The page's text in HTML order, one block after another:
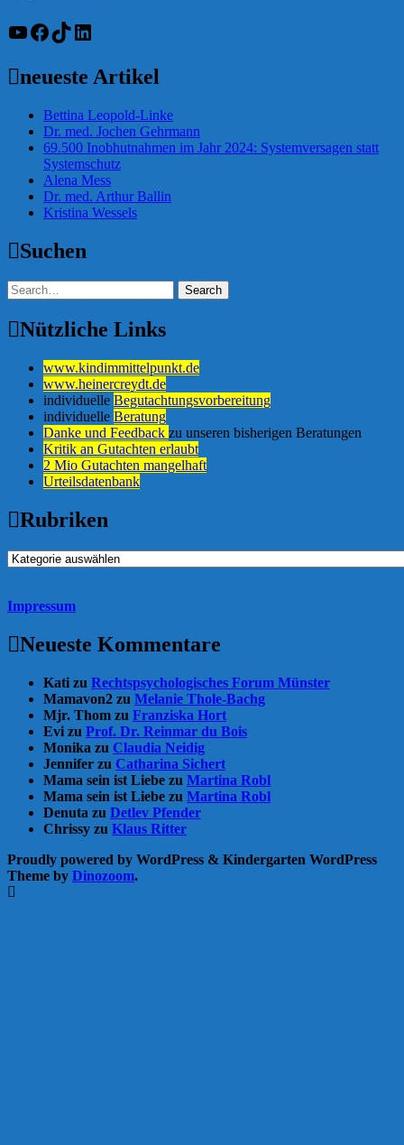
YouTube
Facebook
TikTokLinkedIn
neueste Artikel
Bettina Leopold-Linke
Dr. med. Jochen Gehrmann
69.500 Inobhutnahmen im Jahr 2024: Systemversagen statt
Systemschutz
Alena Mess
Dr. med. Arthur Ballin
Kristina Wessels
Suchen
Nützliche Links
www.kindimmittelpunkt.de
www.heinercreydt.de
individuelle Begutachtungsvorbereitung
individuelle Beratung
Danke und Feedback zu unseren bisherigen Beratungen
Kritik an Gutachten erlaubt
2 Mio Gutachten mangelhaft
Urteilsdatenbank
Rubriken
Rubriken
Impressum
Neueste Kommentare
Kati zu Rechtspsychologisches Forum Münster
Mamavon2 zu Melanie Thole-Bachg
Mjr. Thom zu Franziska Hort
Evi zu Prof. Dr. Reinmar du Bois
Monika zu Claudia Neidig
Jennifer zu Catharina Sichert
Mama sein ist Liebe zu Martina Robl
Mama sein ist Liebe zu Martina Robl
Denuta zu Detlev Pfender
Chrissy zu Klaus Ritter
Proudly powered by WordPress & Kindergarten WordPress
Theme by Dinozoom.